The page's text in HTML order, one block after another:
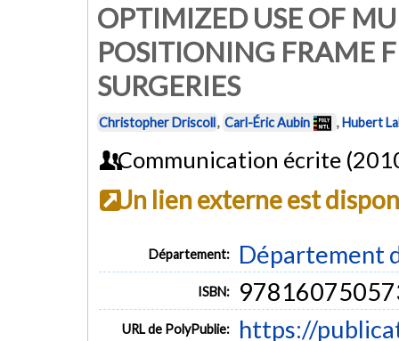
OPTIMIZED USE OF
POSITIONING FRAME
SURGERIES
Christopher Driscoll, Carl-Éric Aubin ,Hubert
Communication écrite
Un lien externe est
Département: Département
ISBN:
URL de PolyPublie: https://